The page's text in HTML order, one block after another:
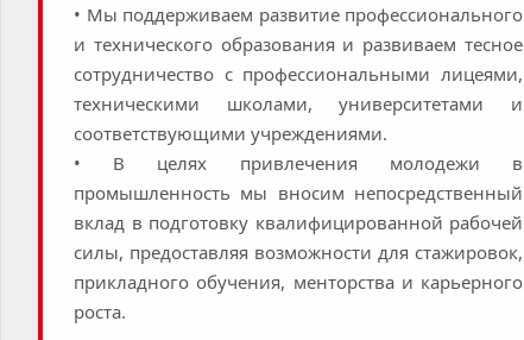
• Мы поддерживаем развитие профессионального
и технического образования и развиваем тесное
сотрудничество с профессиональными лицеями,
техническими школами, университетами и
соответствующими учреждениями.
• В целях привлечения молодежи в
промышленность мы вносим непосредственный
вклад в подготовку квалифицированной рабочей
силы, предоставляя возможности для стажировок,
прикладного обучения, менторства и карьерного
роста.